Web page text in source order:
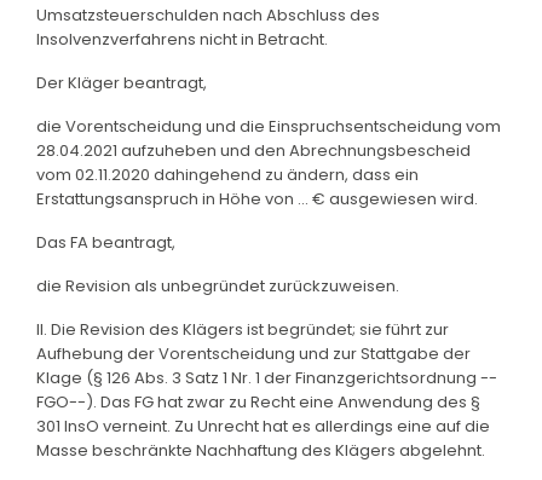
Umsatzsteuerschulden nach Abschluss des
Insolvenzverfahrens nicht in Betracht.
Der Kläger beantragt,
die Vorentscheidung und die Einspruchsentscheidung vom
28.04.2021 aufzuheben und den Abrechnungsbescheid
vom 02.11.2020 dahingehend zu ändern, dass ein
Erstattungsanspruch in Höhe von ... € ausgewiesen wird.
Das FA beantragt,
die Revision als unbegründet zurückzuweisen.
II. Die Revision des Klägers ist begründet; sie führt zur
Aufhebung der Vorentscheidung und zur Stattgabe der
Klage (§ 126 Abs. 3 Satz 1 Nr. 1 der Finanzgerichtsordnung --
FGO--). Das FG hat zwar zu Recht eine Anwendung des §
301 InsO verneint. Zu Unrecht hat es allerdings eine auf die
Masse beschränkte Nachhaftung des Klägers abgelehnt.